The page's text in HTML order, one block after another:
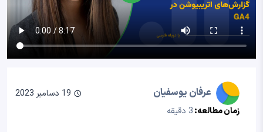
عرفان یوسفیان
19 دسامبر 2023
زمان مطالعه:3 دقیقه